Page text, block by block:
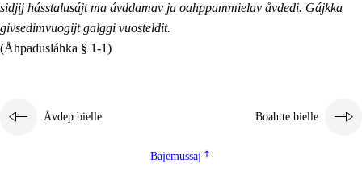
sidjij hásstalusájt ma ávddamav ja oahppammielav åvdedi. Gájkka
givsedimvuogijt galggi vuosteldit.
(Åhpadusláhka § 1-1)
Åvdep bielle Boahtte bielle
Bajemussaj